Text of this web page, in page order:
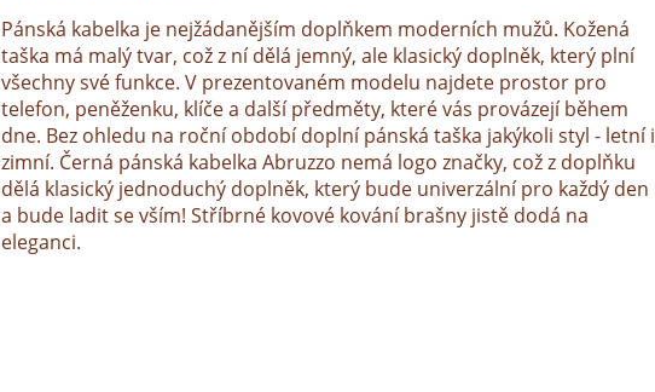
Pánská kabelka je nejžádanějším doplňkem moderních mužů. Kožená
taška má malý tvar, což z ní dělá jemný, ale klasický doplněk, který plní
všechny své funkce. V prezentovaném modelu najdete prostor pro
telefon, peněženku, klíče a další předměty, které vás provázejí během
dne. Bez ohledu na roční období doplní pánská taška jakýkoli styl - letní i
zimní. Černá pánská kabelka Abruzzo nemá logo značky, což z doplňku
dělá klasický jednoduchý doplněk, který bude univerzální pro každý den
a bude ladit se vším! Stříbrné kovové kování brašny jistě dodá na
eleganci.